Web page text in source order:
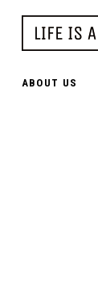
ABOUT US